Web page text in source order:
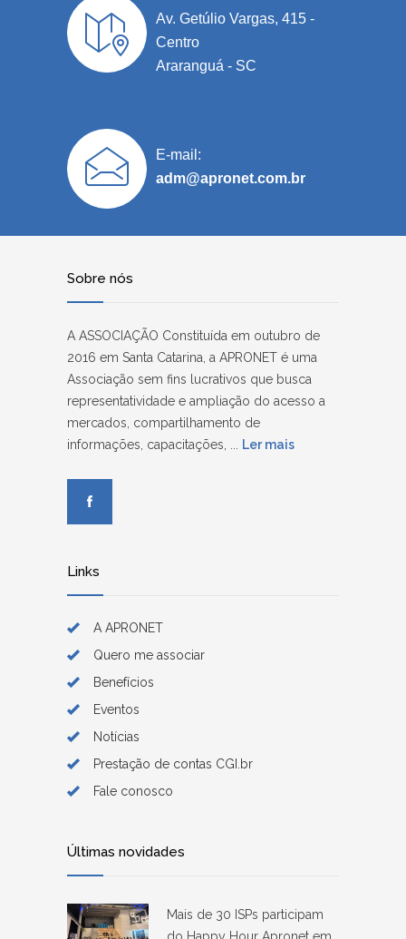
Av. Getúlio Vargas, 415 -
Centro
Araranguá - SC
E-mail:
adm@apronet.com.br
Sobre nós
A ASSOCIAÇÃO Constituída em outubro de
2016 em Santa Catarina, a APRONET é uma
Associação sem fins lucrativos que busca
representatividade e ampliação do acesso a
mercados, compartilhamento de
informações, capacitações, ...
Ler mais
Links
A APRONET
Quero me associar
Benefícios
Eventos
Notícias
Prestação de contas CGI.br
Fale conosco
Últimas novidades
Mais de 30 ISPs participam
do Happy Hour Apronet em